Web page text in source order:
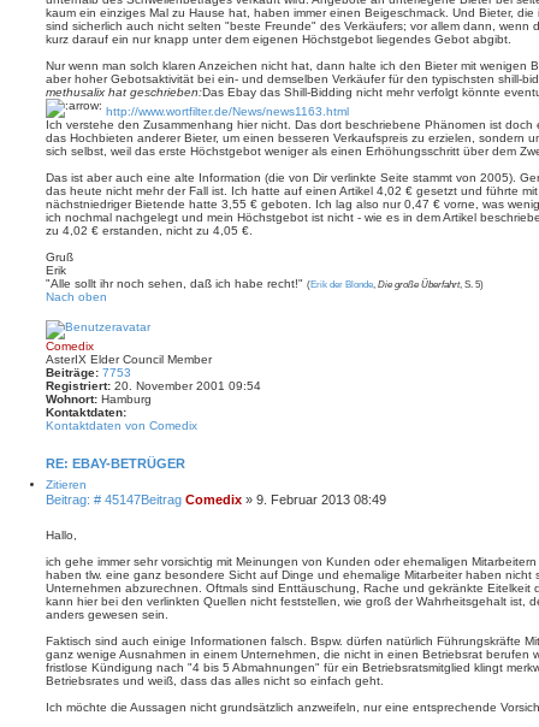
kaum ein einziges Mal zu Hause hat, haben immer einen Beigeschmack. Und Bieter,
sind sicherlich auch nicht selten "beste Freunde" des Verkäufers; vor allem dann, wenn
kurz darauf ein nur knapp unter dem eigenen Höchstgebot liegendes Gebot abgibt.
Nur wenn man solch klaren Anzeichen nicht hat, dann halte ich den Bieter mit wenigen
aber hoher Gebotsaktivität bei ein- und demselben Verkäufer für den typischsten shill-
methusalix hat geschrieben:Das Ebay das Shill-Bidding nicht mehr verfolgt könnte
http://www.wortfilter.de/News/news1163.html
Ich verstehe den Zusammenhang hier nicht. Das dort beschriebene Phänomen ist
das Hochbieten anderer Bieter, um einen besseren Verkaufspreis zu erzielen, sondern
sich selbst, weil das erste Höchstgebot weniger als einen Erhöhungsschritt über dem
Das ist aber auch eine alte Information (die von Dir verlinkte Seite stammt von 2005).
das heute nicht mehr der Fall ist. Ich hatte auf einen Artikel 4,02 € gesetzt und führte
nächstniedriger Bietende hatte 3,55 € geboten. Ich lag also nur 0,47 € vorne, was
ich nochmal nachgelegt und mein Höchstgebot ist nicht - wie es in dem Artikel
zu 4,02 € erstanden, nicht zu 4,05 €.
Gruß
Erik
"Alle sollt ihr noch sehen, daß ich habe recht!" (Erik der Blonde, Die große Überfahrt, S. 5)
Nach oben
Comedix
AsterIX Elder Council Member
Beiträge: 7753
Registriert: 20. November 2001 09:54
Wohnort: Hamburg
Kontaktdaten:
Kontaktdaten von Comedix
RE: EBAY-BETRÜGER
Zitieren
Beitrag: # 45147Beitrag Comedix » 9. Februar 2013 08:49
Hallo,
ich gehe immer sehr vorsichtig mit Meinungen von Kunden oder ehemaligen
haben tlw. eine ganz besondere Sicht auf Dinge und ehemalige Mitarbeiter haben nicht
Unternehmen abzurechnen. Oftmals sind Enttäuschung, Rache und gekränkte Eitelkeit
kann hier bei den verlinkten Quellen nicht feststellen, wie groß der Wahrheitsgehalt ist,
anders gewesen sein.
Faktisch sind auch einige Informationen falsch. Bspw. dürfen natürlich Führungskräfte
ganz wenige Ausnahmen in einem Unternehmen, die nicht in einen Betriebsrat berufen
fristlose Kündigung nach "4 bis 5 Abmahnungen" für ein Betriebsratsmitglied klingt
Betriebsrates und weiß, dass das alles nicht so einfach geht.
Ich möchte die Aussagen nicht grundsätzlich anzweifeln, nur eine entsprechende